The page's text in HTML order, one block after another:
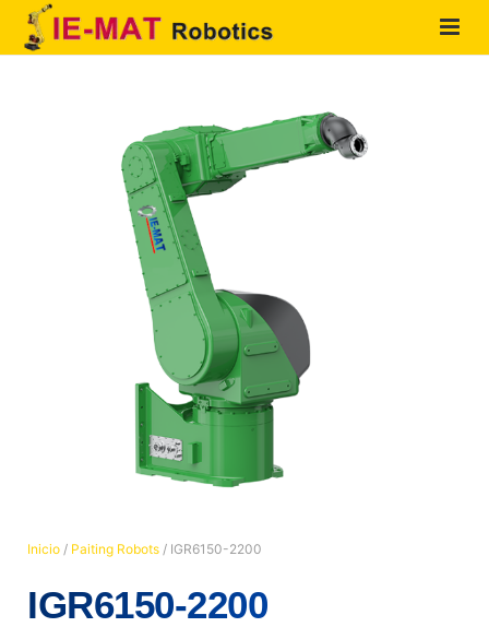
QUIENES SOMOS
PRODUCTOS
Inicio / Paiting Robots / IGR6150-2200
IGR6150-2200